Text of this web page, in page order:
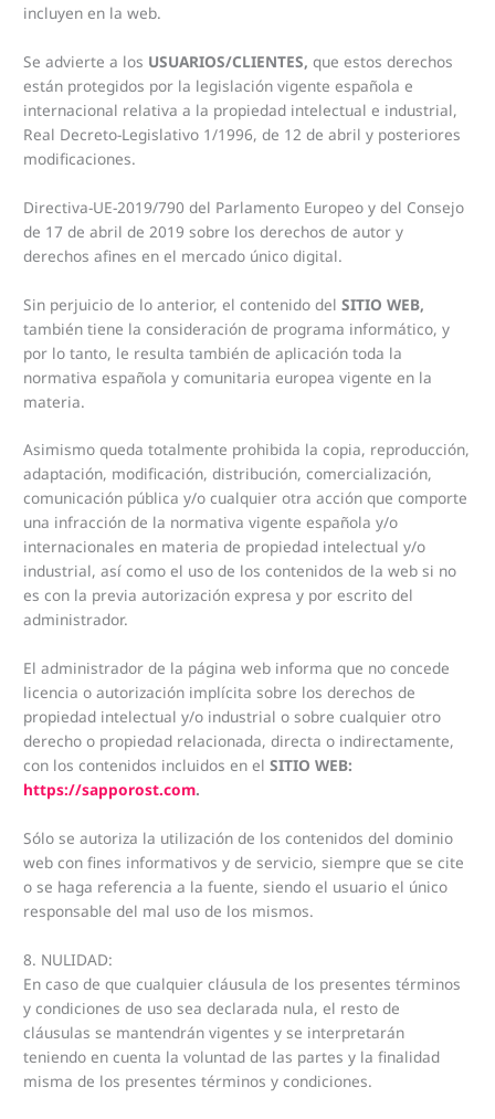
incluyen en la web.
Se advierte a los USUARIOS/CLIENTES, que estos derechos
están protegidos por la legislación vigente española e
internacional relativa a la propiedad intelectual e industrial,
Real Decreto-Legislativo 1/1996, de 12 de abril y posteriores
modificaciones.
Directiva-UE-2019/790 del Parlamento Europeo y del Consejo
de 17 de abril de 2019 sobre los derechos de autor y
derechos afines en el mercado único digital.
Sin perjuicio de lo anterior, el contenido delSITIO WEB,
también tiene la consideración de programa informático, y
por lo tanto, le resulta también de aplicación toda la
normativa española y comunitaria europea vigente en la
materia.
Asimismo queda totalmente prohibida la copia, reproducción,
adaptación, modificación, distribución, comercialización,
comunicación pública y/o cualquier otra acción que comporte
una infracción de la normativa vigente española y/o
internacionales en materia de propiedad intelectual y/o
industrial, así como el uso de los contenidos de la web si no
es con la previa autorización expresa y por escrito del
administrador.
El administrador de la página web informa que no concede
licencia o autorización implícita sobre los derechos de
propiedad intelectual y/o industrial o sobre cualquier otro
derecho o propiedad relacionada, directa o indirectamente,
con los contenidos incluidos en elSITIO WEB:
https://sapporost.com.
Sólo se autoriza la utilización de los contenidos del dominio
web con fines informativos y de servicio, siempre que se cite
o se haga referencia a la fuente, siendo el usuario el único
responsable del mal uso de los mismos.
8. NULIDAD:
En caso de que cualquier cláusula de los presentes términos
y condiciones de uso sea declarada nula, el resto de
cláusulas se mantendrán vigentes y se interpretarán
teniendo en cuenta la voluntad de las partes y la finalidad
misma de los presentes términos y condiciones.